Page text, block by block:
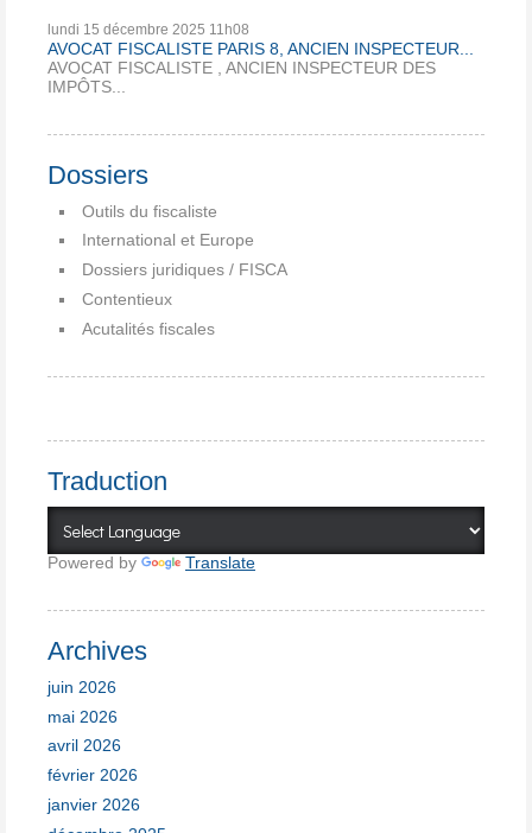
lundi 15 décembre 2025 11h08
AVOCAT FISCALISTE PARIS 8, ANCIEN INSPECTEUR...
AVOCAT FISCALISTE , ANCIEN INSPECTEUR DES
IMPÔTS...
Dossiers
Outils du fiscaliste
International et Europe
Dossiers juridiques / FISCA
Contentieux
Acutalités fiscales
Traduction
Powered by Translate
Archives
juin 2026
mai 2026
avril 2026
février 2026
janvier 2026